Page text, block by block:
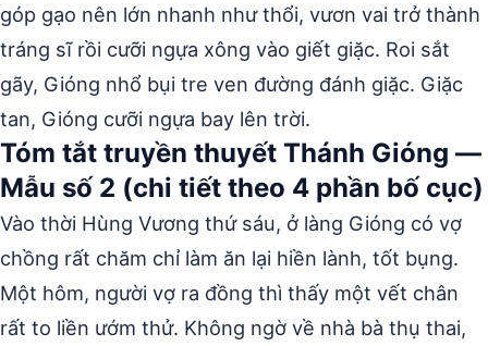
góp gạo nên lớn nhanh như thổi, vươn vai trở thành
tráng sĩ rồi cưỡi ngựa xông vào giết giặc. Roi sắt
gãy, Gióng nhổ bụi tre ven đường đánh giặc. Giặc
tan, Gióng cưỡi ngựa bay lên trời.
Tóm tắt truyền thuyết Thánh Gióng —
Mẫu số 2 (chi tiết theo 4 phần bố cục)
Vào thời Hùng Vương thứ sáu, ở làng Gióng có vợ
chồng rất chăm chỉ làm ăn lại hiền lành, tốt bụng.
Một hôm, người vợ ra đồng thì thấy một vết chân
rất to liền ướm thử. Không ngờ về nhà bà thụ thai,